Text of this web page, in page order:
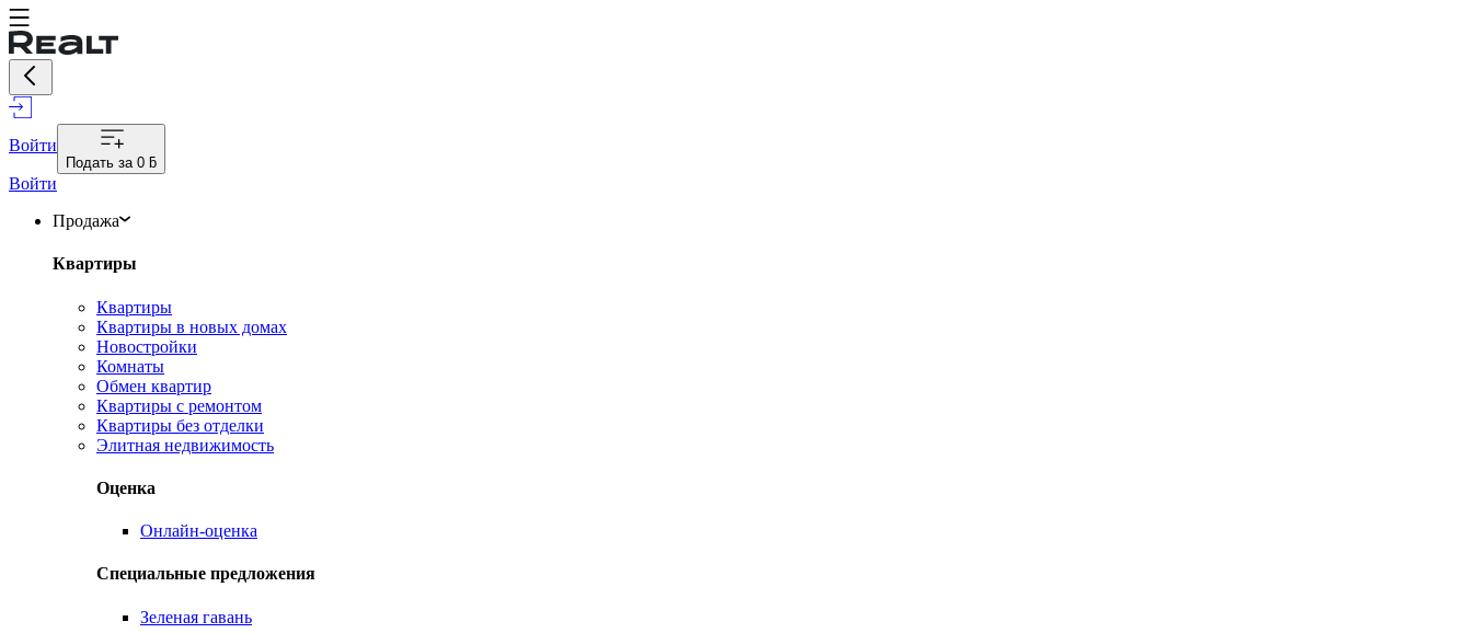
Войти
Подать за 0 ƃ
Войти
Продажа
Квартиры
Квартиры
Квартиры в новых домах
Новостройки
Комнаты
Обмен квартир
Квартиры с ремонтом
Квартиры без отделки
Элитная недвижимость
Оценка
Онлайн-оценка
Специальные предложения
Зеленая гавань